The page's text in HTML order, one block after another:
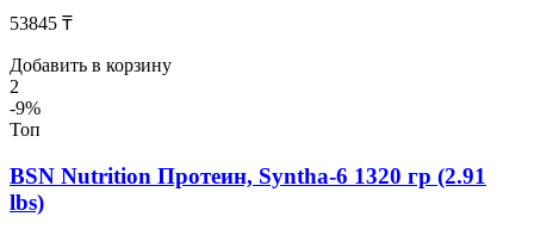
53845 ₸
Добавить в корзину
2
-9%
Топ
BSN Nutrition Протеин, Syntha-6 1320 гр (2.91
lbs)